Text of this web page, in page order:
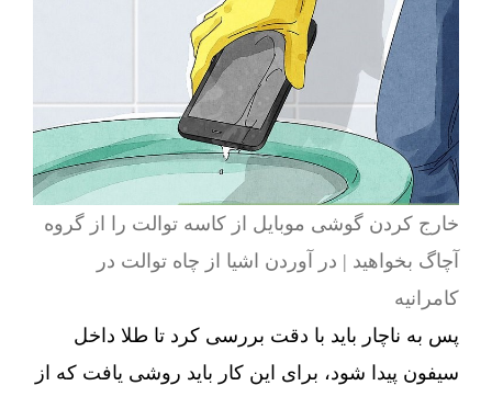
خارج کردن گوشی موبایل از کاسه توالت را از گروه
آچاگ بخواهید | در آوردن اشیا از چاه توالت در
کامرانیه
پس به ناچار باید با دقت بررسی کرد تا طلا داخل
سیفون پیدا شود، برای این کار باید روشی یافت که از